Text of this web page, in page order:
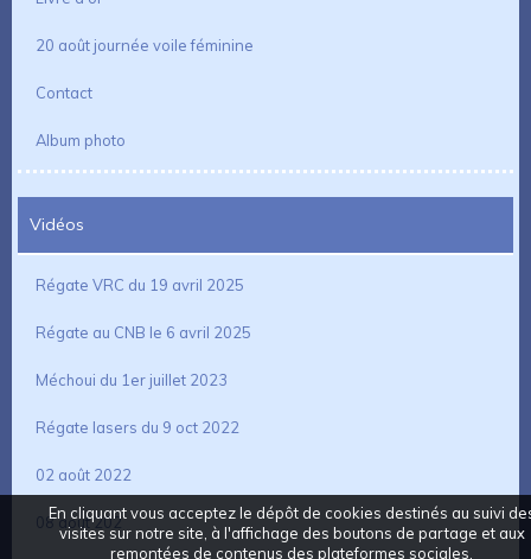
20 août journée voile féminine
Contact
Album photo
Vidéos
Régate VRC du 19 avril 2025
Régate au CNB le 6 avril 2025
Méchoui du 1er juillet 2023
Régate lasers du 9 oct 2022
02 août 2022
08 aout 202
En cliquant vous acceptez le dépôt de cookies destinés au suivi
visites sur notre site, à l'affichage des boutons de partage et aux
remontées de contenus des plateformes sociales.